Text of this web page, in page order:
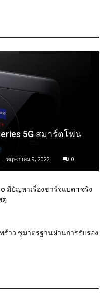
5G สมาร์ตโฟน
- พฤษภาคม 9, 2022 0
มีปัญหาเรื่องชาร์จแบตฯ จริง
ตุ
ร้าว ชูมาตรฐานผ่านการรับรอง